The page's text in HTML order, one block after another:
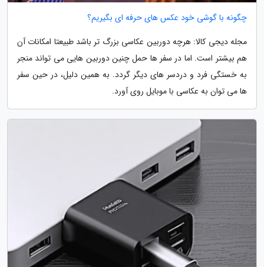
چگونه با گوشی خود عکس های حرفه ای بگیریم؟
مجله دیجی کالا: هرچه دوربین عکاسی بزرگ تر باشد طبیعتا امکانات آن
هم بیشتر است. اما در سفر ها حمل چنین دوربین هایی می تواند منجر
به خستگی فرد و دردسر های دیگر گردد. به همین دلیل، در حین سفر
ها می توان به عکاسی با موبایل روی آورد.